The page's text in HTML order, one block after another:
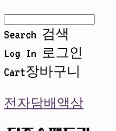
Search 검색
Log In 로그인
Cart장바구니
전자담배액상